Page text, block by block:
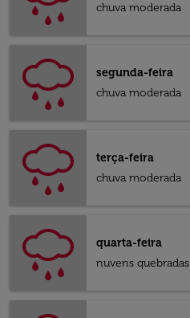
chuva moderada
segunda-feira
chuva moderada
terça-feira
chuva moderada
quarta-feira
nuvens quebradas